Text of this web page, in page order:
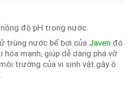
độ pH trong nước.
trùng nước bể bơi của Javen đó
hóa mạnh, giúp dễ dàng phá vỡ
trường của vi sinh vật gây ô